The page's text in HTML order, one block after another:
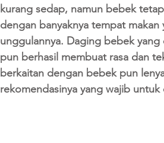
kurang sedap, namun bebek
dengan banyaknya tempat
unggulannya. Daging bebek
pun berhasil membuat rasa dan
berkaitan dengan bebek pun
rekomendasinya yang wajib